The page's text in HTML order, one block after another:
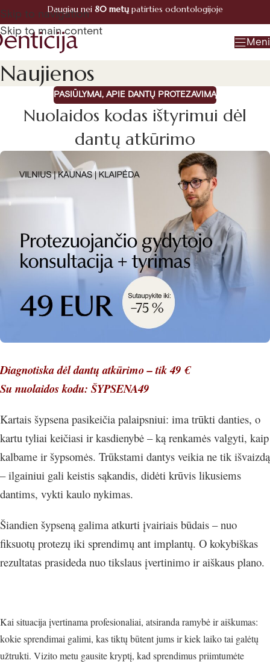
Skip to navigation
Skip to main content
+370 660 07770 Registracija
Daugiau nei 80 metųpatirties odontologijoje
Naujienos
PASIŪLYMAI, APIE DANTŲ PROTEZAVIMĄ
Nuolaidos kodas ištyrimui dėl
dantų atkūrimo
Diagnotiska dėl dantų atkūrimo – tik 49 €
Su nuolaidos kodu: ŠYPSENA49
Kartais šypsena pasikeičia palaipsniui: ima trūkti danties, o
kartu tyliai keičiasi ir kasdienybė – ką renkamės valgyti, kaip
kalbame ir šypsomės. Trūkstami dantys veikia ne tik išvaizdą
– ilgainiui gali keistis sąkandis, didėti krūvis likusiems
dantims, vykti kaulo nykimas.
Šiandien šypseną galima atkurti įvairiais būdais – nuo
fiksuotų protezų iki sprendimų ant implantų. O kokybiškas
rezultatas prasideda nuo tikslaus įvertinimo ir aiškaus plano.
Kai situacija įvertinama profesionaliai, atsiranda ramybė ir aiškumas:
kokie sprendimai galimi, kas tiktų būtent jums ir kiek laiko tai galėtų
užtrukti. Vizito metu gausite kryptį, kad sprendimus priimtumėte